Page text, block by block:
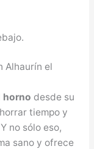
Alhaurín el
horno desde su
tiempo y
no sólo eso,
sano y ofrece